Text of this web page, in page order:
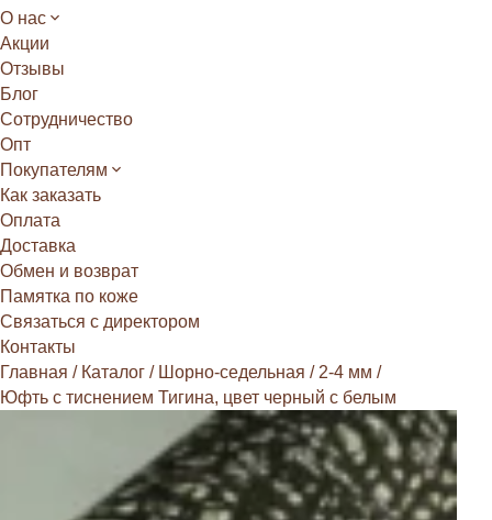
О нас
Акции
Отзывы
Блог
Сотрудничество
Опт
Покупателям
Как заказать
Оплата
Доставка
Обмен и возврат
Памятка по коже
Связаться с директором
Контакты
Главная / Каталог / Шорно-седельная / 2-4 мм /
Юфть с тиснением Тигина, цвет черный с белым